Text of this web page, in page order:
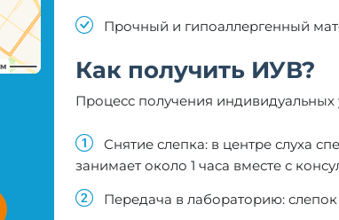
Прочный и гипоаллергенный
Как получить ИУВ?
Процесс получения
Снятие слепка: в центре слуха
занимает около 1 часа вместе с
Передача в лабораторию: